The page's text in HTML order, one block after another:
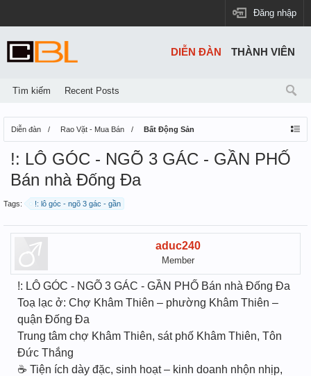
Đăng nhập
Diễn đàn Rao Vặt - Mua Bán Bất Động Sản
!: LÔ GÓC - NGÕ 3 GÁC - GẦN PHỐ
Bán nhà Đống Đa
Tags: !: lô góc - ngõ 3 gác - gần
aduc240
Member
!: LÔ GÓC - NGÕ 3 GÁC - GẦN PHỐ Bán nhà Đống Đa
Toạ lạc ở: Chợ Khâm Thiên – phường Khâm Thiên –
quận Đống Đa
Trung tâm chợ Khâm Thiên, sát phố Khâm Thiên, Tôn
Đức Thắng
☕ Tiện ích dày đặc, sinh hoạt – kinh doanh nhộn nhịp,
DIỄN ĐÀN
Tìm kiếm Recent Posts
THÀNH VIÊN